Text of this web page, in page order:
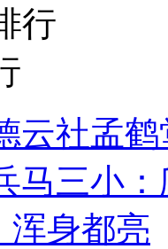
行
云社孟
马三小
浑身都亮